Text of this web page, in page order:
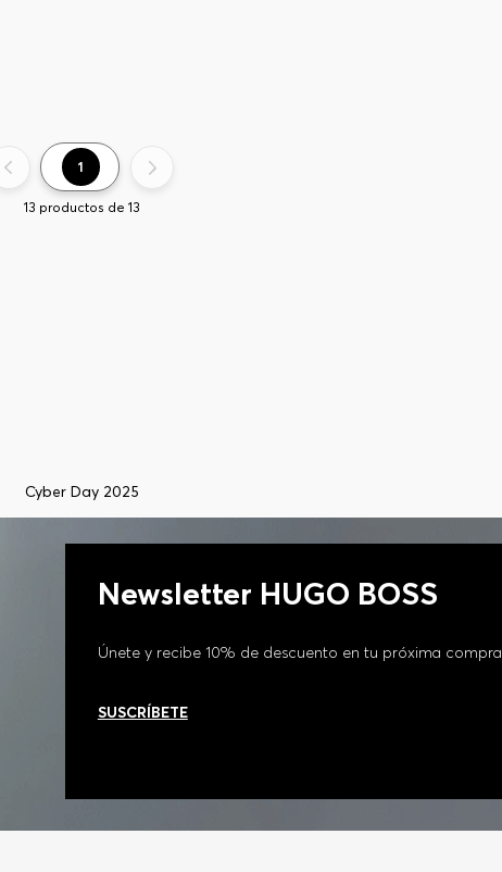
1
13 productos de 13
Cyber Day 2025
Newsletter HUGO BOSS
Únete y recibe 10% de descuento en tu próxima compra
SUSCRÍBETE